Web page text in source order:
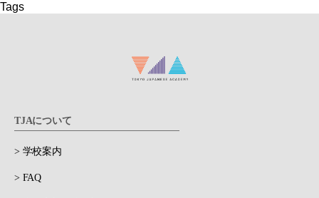
Tags
TJAについて
> 学校案内
> FAQ